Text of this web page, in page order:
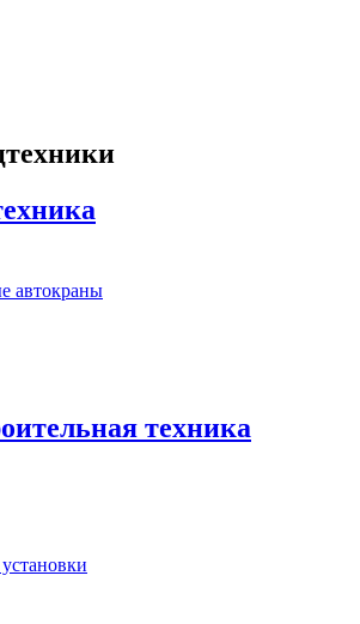
автокраны
техника